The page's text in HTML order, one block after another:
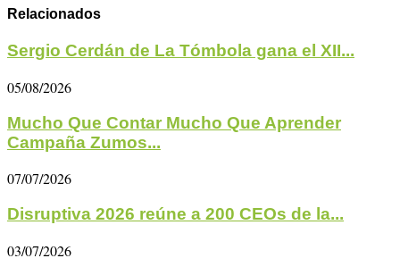
Relacionados
Sergio Cerdán de La Tómbola gana el XII...
05/08/2026
Mucho Que Contar Mucho Que Aprender
Campaña Zumos...
07/07/2026
Disruptiva 2026 reúne a 200 CEOs de la...
03/07/2026